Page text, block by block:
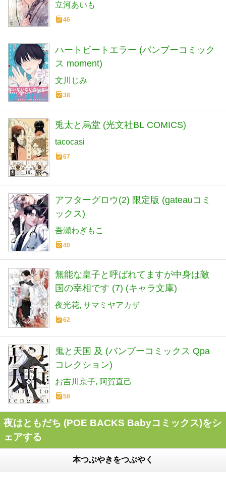
立河あいも
46
ハートビートエラー (バンブーコミック
ス moment)
文川じみ
38
兎太と烏堂 (光文社BL COMICS)
tacocasi
67
アフターグロウ(2) 限定版 (gateauコミ
ックス)
吾瀬わぎもこ
40
無能な皇子と呼ばれてますが中身は敵
国の宰相です (7) (キャラ文庫)
夜光花 サマミヤアカザ
62
鬼と天国 及 (バンブーコミックス Qpa
コレクション)
お吉川京子 阿賀直己
58
夜はともだち (POE BACKS Babyコミックス)をシ
ェアする
本つぶやきをつぶやく